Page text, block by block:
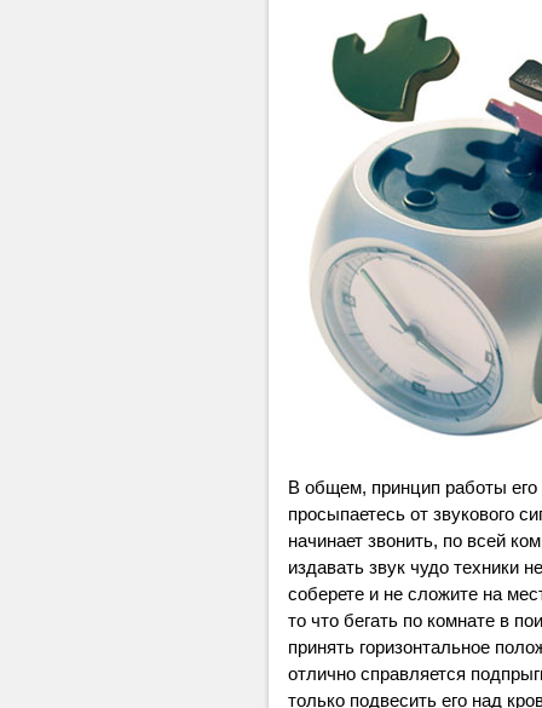
В общем, принцип работы
просыпаетесь от звукового
начинает звонить, по всей
издавать звук чудо техники
соберете и не сложите на
то что бегать по комнате в
принять горизонтальное
отлично справляется
только подвесить его над